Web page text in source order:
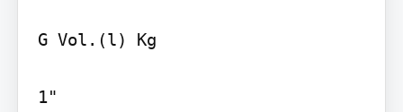
G Vol.(l) Kg
1"